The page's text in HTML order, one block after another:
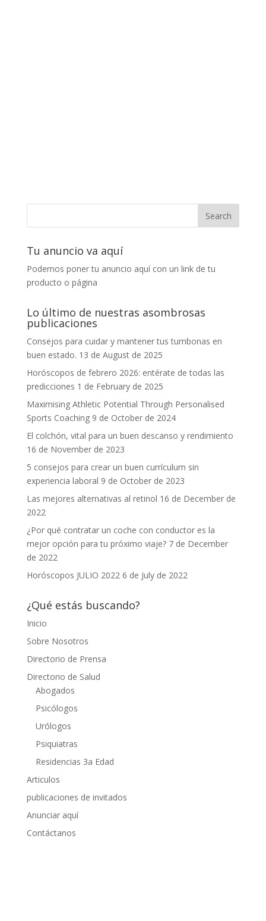
Tu anuncio va aquí
Podemos poner tu anuncio aquí con un link de tu
producto o página
Lo último de nuestras asombrosas
publicaciones
Consejos para cuidar y mantener tus tumbonas en
buen estado. 13 de August de 2025
Horóscopos de febrero 2026: entérate de todas las
predicciones 1 de February de 2025
Maximising Athletic Potential Through Personalised
Sports Coaching 9 de October de 2024
El colchón, vital para un buen descanso y rendimiento
16 de November de 2023
5 consejos para crear un buen currículum sin
experiencia laboral 9 de October de 2023
Las mejores alternativas al retinol 16 de December de
2022
¿Por qué contratar un coche con conductor es la
mejor opción para tu próximo viaje? 7 de December
de 2022
Horóscopos JULIO 2022 6 de July de 2022
¿Qué estás buscando?
Inicio
Sobre Nosotros
Directorio de Prensa
Directorio de Salud
Abogados
Psicólogos
Urólogos
Psiquiatras
Residencias 3a Edad
Articulos
publicaciones de invitados
Anunciar aquí
Contáctanos